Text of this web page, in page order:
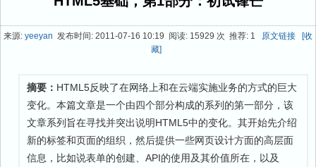
来源: yeeyan 发布时间: 2011-07-16 10:19 阅读: 15929 次 推荐: 1 原文链接
[收
藏]
摘要： HTML5反映了在网络上和在云端实施业务的方式的巨大
变化。本篇文章是一个由四个部分构成的系列的第一部分，该
文章系列旨在寻找并突出说明HTML5中的变化。其开始先介绍
新的标签和页面的组织，然后提供一些网页设计方面的高层面
信息，比如说表单的创建、API的使用及其价值所在，以及